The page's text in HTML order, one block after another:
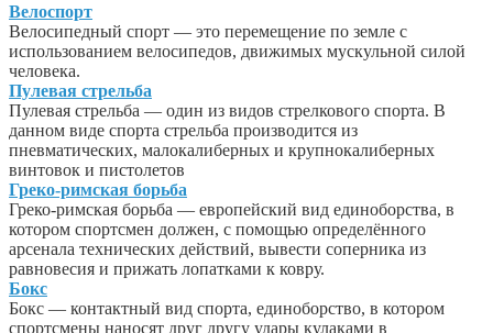
Велоспорт
Велосипедный спорт — это перемещение по земле с
использованием велосипедов, движимых мускульной силой
человека.
Пулевая стрельба
Пулевая стрельба — один из видов стрелкового спорта. В
данном виде спорта стрельба производится из
пневматических, малокалиберных и крупнокалиберных
винтовок и пистолетов
Греко-римская борьба
Греко-римская борьба — европейский вид единоборства, в
котором спортсмен должен, с помощью определённого
арсенала технических действий, вывести соперника из
равновесия и прижать лопатками к ковру.
Бокс
Бокс — контактный вид спорта, единоборство, в котором
спортсмены наносят друг другу удары кулаками в